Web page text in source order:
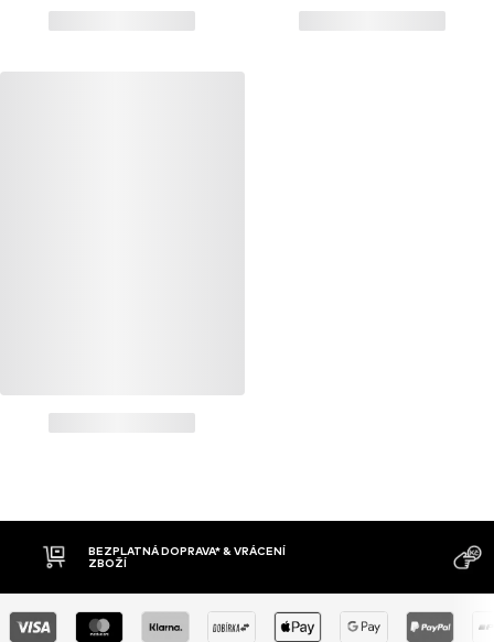
BEZPLATNÁ DOPRAVA* & VRÁCENÍ
ZBOŽÍ